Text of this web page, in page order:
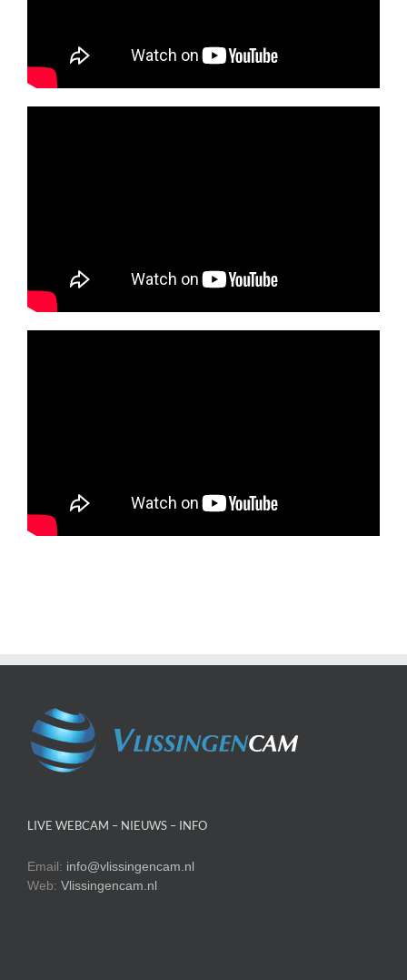
LIVE WEBCAM – NIEUWS – INFO
Email: info@vlissingencam.nl
Web: Vlissingencam.nl